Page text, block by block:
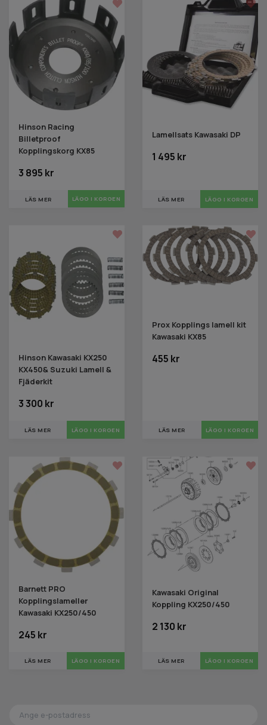
Hinson Racing
Billetproof
Kopplingskorg KX85
3 895 kr
LÄS MER
Lamellsats Kawasaki DP
1 495 kr
LÄS MER LÄGG I KORGEN
Hinson Kawasaki KX250
KX450& Suzuki Lamell &
Fjäderkit
3 300 kr
LÄS MER LÄGG I KORGEN
Prox Kopplings lamell kit
Kawasaki KX85
455 kr
LÄS MER
Barnett PRO
Kopplingslameller
Kawasaki KX250/450
245 kr
LÄS MER LÄGG I KORGEN
Kawasaki Original
Koppling KX250/450
2 130 kr
LÄS MER LÄGG I KORGEN